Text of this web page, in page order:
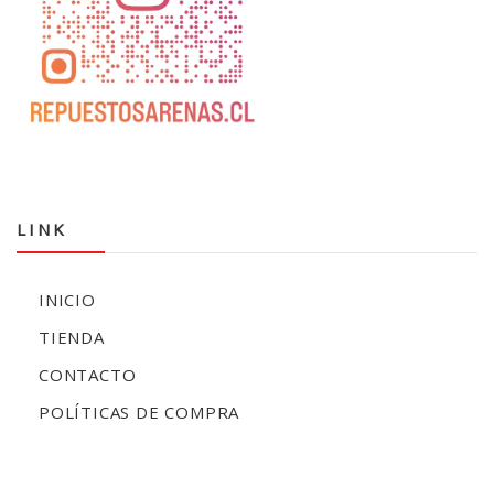
LINK
INICIO
TIENDA
CONTACTO
POLÍTICAS DE COMPRA